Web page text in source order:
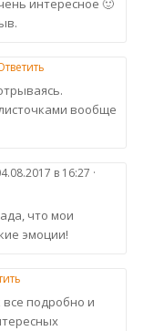
интересное 🙂
вообще
в 16:27 ·
что мои
эмоции!
подробно и